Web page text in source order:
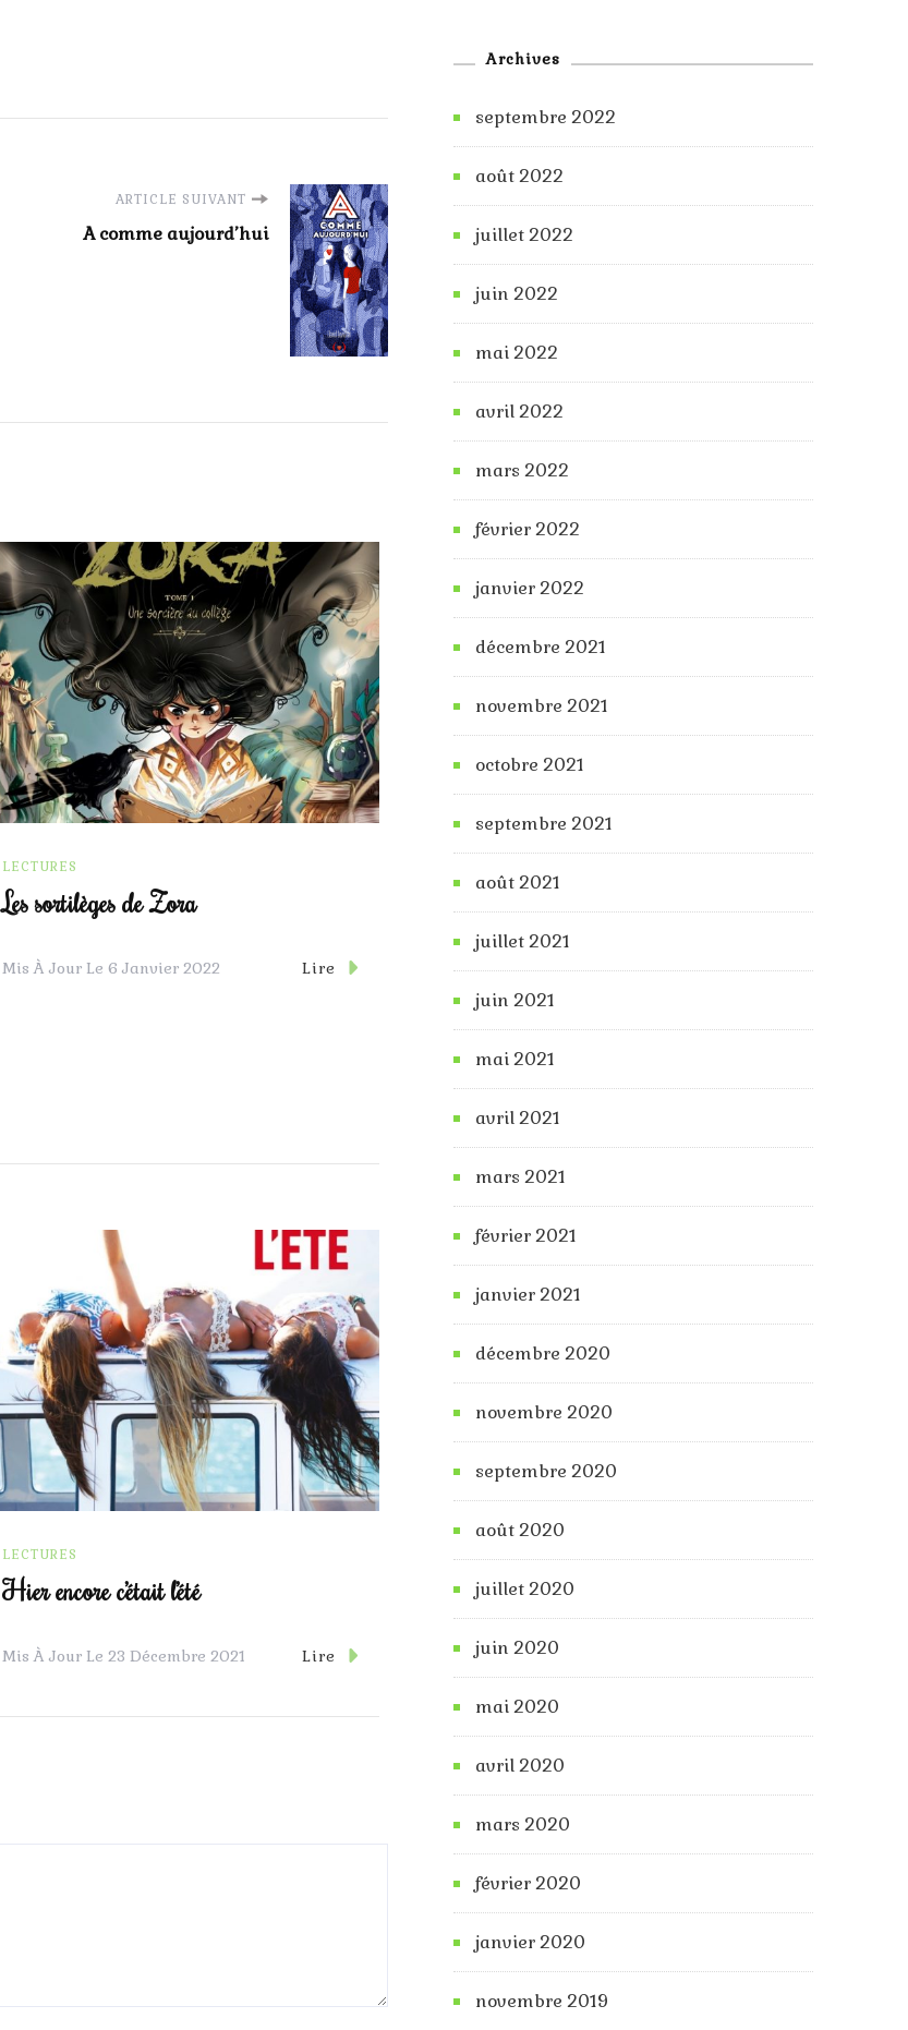
ARTICLE SUIVANT
A comme aujourd’hui
LECTURES
Les sortilèges de Zora
Mis À Jour Le 6 Janvier 2022 Lire
LECTURES
Hier encore c’était l’été
Mis À Jour Le 23 Décembre 2021 Lire
Archives
septembre 2022
août 2022
juillet 2022
juin 2022
mai 2022
avril 2022
mars 2022
février 2022
janvier 2022
décembre 2021
novembre 2021
octobre 2021
septembre 2021
août 2021
juillet 2021
juin 2021
mai 2021
avril 2021
mars 2021
février 2021
janvier 2021
décembre 2020
novembre 2020
septembre 2020
août 2020
juillet 2020
juin 2020
mai 2020
avril 2020
mars 2020
février 2020
janvier 2020
novembre 2019